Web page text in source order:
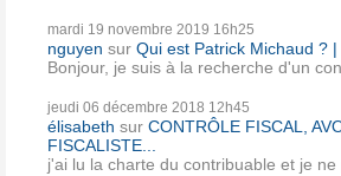
mardi 19 novembre 2019 16h25
nguyen sur Qui est Patrick Michaud ?
Bonjour, je suis à la recherche d'un
jeudi 06 décembre 2018 12h45
élisabeth sur CONTRÔLE FISCAL,
FISCALISTE...
j'ai lu la charte du contribuable et je ne